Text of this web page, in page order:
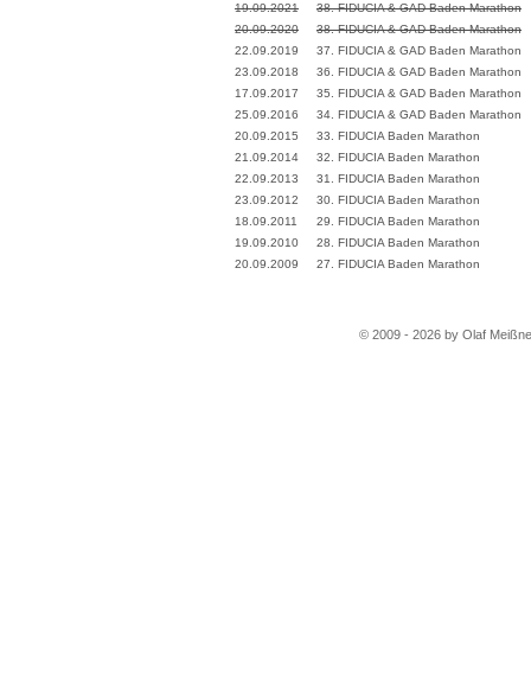
19.09.2021
38. FIDUCIA & GAD Baden Marathon
20.09.2020
38. FIDUCIA & GAD Baden Marathon
22.09.2019
37. FIDUCIA & GAD Baden Marathon
23.09.2018
36. FIDUCIA & GAD Baden Marathon
17.09.2017
35. FIDUCIA & GAD Baden Marathon
25.09.2016
34. FIDUCIA & GAD Baden Marathon
20.09.2015
33. FIDUCIA Baden Marathon
21.09.2014
32. FIDUCIA Baden Marathon
22.09.2013
31. FIDUCIA Baden Marathon
23.09.2012
30. FIDUCIA Baden Marathon
18.09.2011
29. FIDUCIA Baden Marathon
19.09.2010
28. FIDUCIA Baden Marathon
20.09.2009
27. FIDUCIA Baden Marathon
© 2009 - 2026 by Olaf